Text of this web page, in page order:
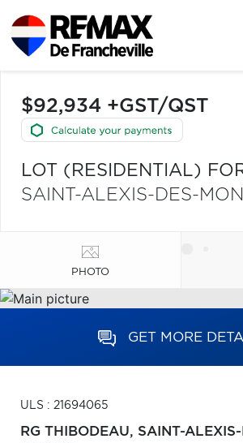
$92,934 +GST/QST
LOT (RESIDENTIAL)
SAINT-ALEXIS-DES-
PHOTO
GET MORE
ULS : 21694065
RG THIBODEAU, SAINT-